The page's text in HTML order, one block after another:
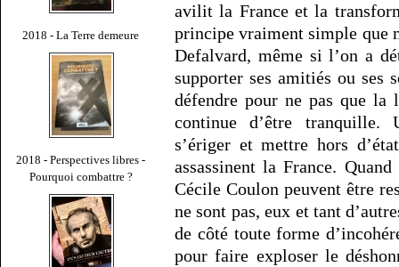
2018 - La Terre demeure
2018 - Perspectives libres -
Pourquoi combattre ?
avilit la France et la
principe vraiment simple que
Defalvard, même si l’on a
supporter ses amitiés ou
défendre pour ne pas que la
continue d’être tranquille.
s’ériger et mettre hors
assassinent la France.
Cécile Coulon peuvent être
ne sont pas, eux et tant
de côté toute forme
pour faire exploser le